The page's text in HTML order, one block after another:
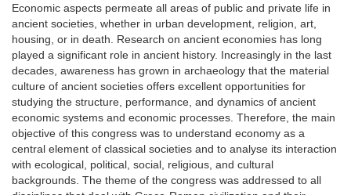
Economic aspects permeate all areas of public and private life in
ancient societies, whether in urban development, religion, art,
housing, or in death. Research on ancient economies has long
played a significant role in ancient history. Increasingly in the last
decades, awareness has grown in archaeology that the material
culture of ancient societies offers excellent opportunities for
studying the structure, performance, and dynamics of ancient
economic systems and economic processes. Therefore, the main
objective of this congress was to understand economy as a
central element of classical societies and to analyse its interaction
with ecological, political, social, religious, and cultural
backgrounds. The theme of the congress was addressed to all